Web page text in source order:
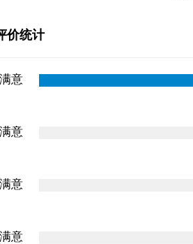
价统计
意
满意
意
意